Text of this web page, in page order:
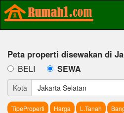
Peta properti disewakan di
BELI SEWA
Kota Jakarta Selatan
TipeProperti Harga L.Tanah